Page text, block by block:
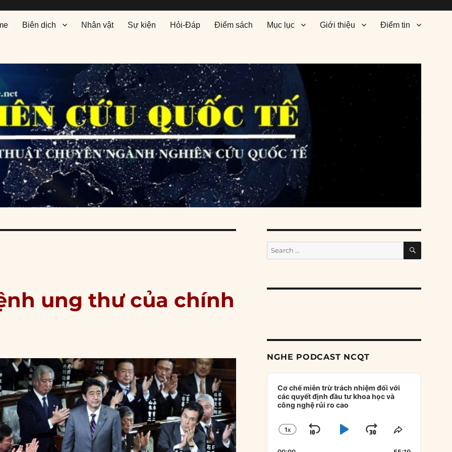
Biên dịch Nhân vật Sự kiện Hỏi-Đáp Điểm sách Mục lục Giới thiệu Điểm tin
ung thư của chính
Search
for:
SEARCH
NGHE PODCAST NCQT
Audio
Player
Cơ chế miễn trừ trách nhiệm đối với
các quyết định đầu tư khoa học và
công nghệ rủi ro cao
CHANGE
1X
SKIPPLAYJUMPSHARE